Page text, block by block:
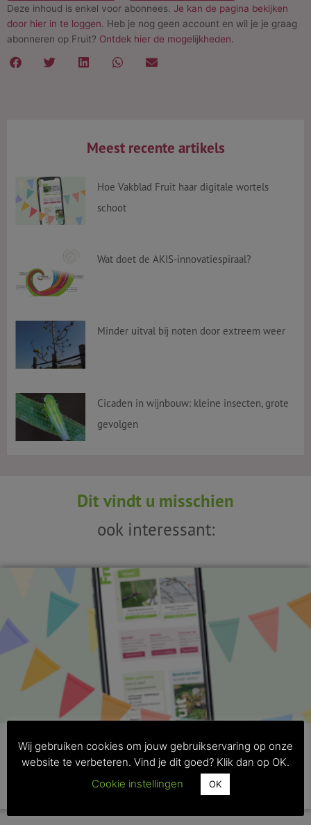
Deze inhoud is enkel voor abonnees. Je kan de pagina bekijken
door hier in te loggen. Heb je nog geen account en wil je je graag
abonneren op Fruit? Ontdek hier de mogelijkheden.
Meest recente artikels
Hoe Vakblad Fruit haar digitale wortels
schoot
Wat doet de AKIS-innovatiespiraal?
Minder uitval bij noten door extreem weer
Cicaden in wijnbouw: kleine insecten, grote
gevolgen
Dit vindt u misschien
ook interessant:
Hoe Vakblad Fruit haar digitale wortels schoot
Wij gebruiken cookies om jouw gebruikservaring op onze
website te verbeteren. Vind je dit goed? Klik dan op OK.
Cookie instellingen
OK